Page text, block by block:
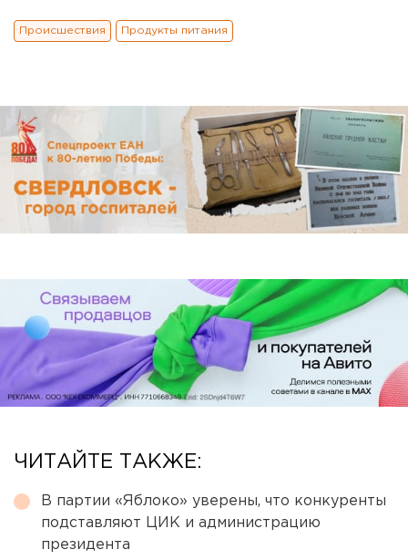
Происшествия Продукты питания
ЧИТАЙТЕ ТАКЖЕ:
В партии «Яблоко» уверены, что конкуренты
подставляют ЦИК и администрацию
президента